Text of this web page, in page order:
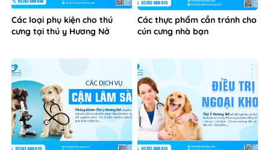
Các loại phụ kiện cho thú
cưng tại thú y Hương Nở
Các thực phẩm cần tránh cho
cún cưng nhà bạn